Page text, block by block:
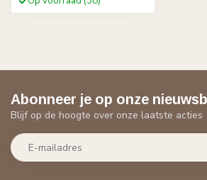
Abonneer je op onze
Blijf op de hoogte over onze laatste acties